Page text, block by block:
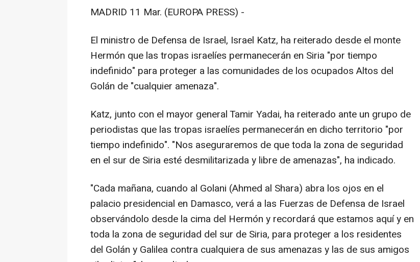
MADRID 11 Mar. (EUROPA PRESS) -
El ministro de Defensa de Israel, Israel Katz, ha reiterado desde el monte
Hermón que las tropas israelíes permanecerán en Siria "por tiempo
indefinido" para proteger a las comunidades de los ocupados Altos del
Golán de "cualquier amenaza".
Katz, junto con el mayor general Tamir Yadai, ha reiterado ante un grupo de
periodistas que las tropas israelíes permanecerán en dicho territorio "por
tiempo indefinido". "Nos aseguraremos de que toda la zona de seguridad
en el sur de Siria esté desmilitarizada y libre de amenazas", ha indicado.
"Cada mañana, cuando al Golani (Ahmed al Shara) abra los ojos en el
palacio presidencial en Damasco, verá a las Fuerzas de Defensa de Israel
observándolo desde la cima del Hermón y recordará que estamos aquí y en
toda la zona de seguridad del sur de Siria, para proteger a los residentes
del Golán y Galilea contra cualquiera de sus amenazas y las de sus amigos